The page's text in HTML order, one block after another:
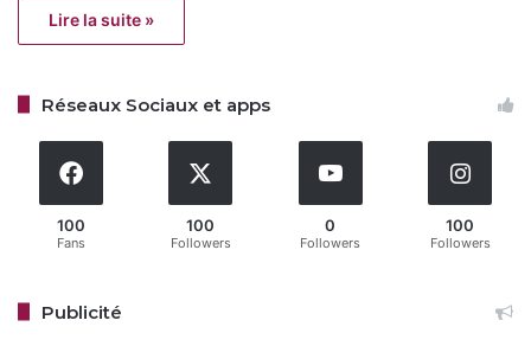
Lire la suite »
Réseaux Sociaux et apps
100
Fans
100
Followers
0
Followers
100
Followers
Publicité